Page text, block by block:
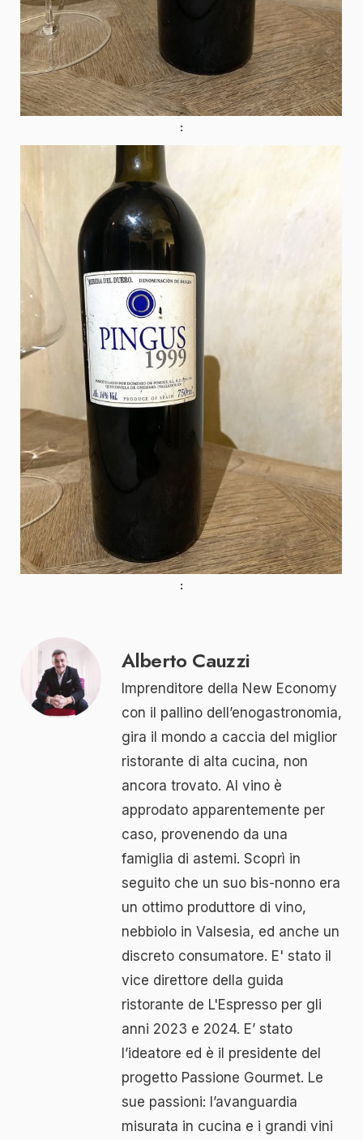
Alberto Cauzzi
Imprenditore della New Economy
con il pallino dell’enogastronomia,
gira il mondo a caccia del miglior
ristorante di alta cucina, non
ancora trovato. Al vino è
approdato apparentemente per
caso, provenendo da una
famiglia di astemi. Scoprì in
seguito che un suo bis-nonno era
un ottimo produttore di vino,
nebbiolo in Valsesia, ed anche un
discreto consumatore. E' stato il
vice direttore della guida
ristorante de L'Espresso per gli
anni 2023 e 2024. E’ stato
l’ideatore ed è il presidente del
progetto Passione Gourmet. Le
sue passioni: l’avanguardia
misurata in cucina e i grandi vini